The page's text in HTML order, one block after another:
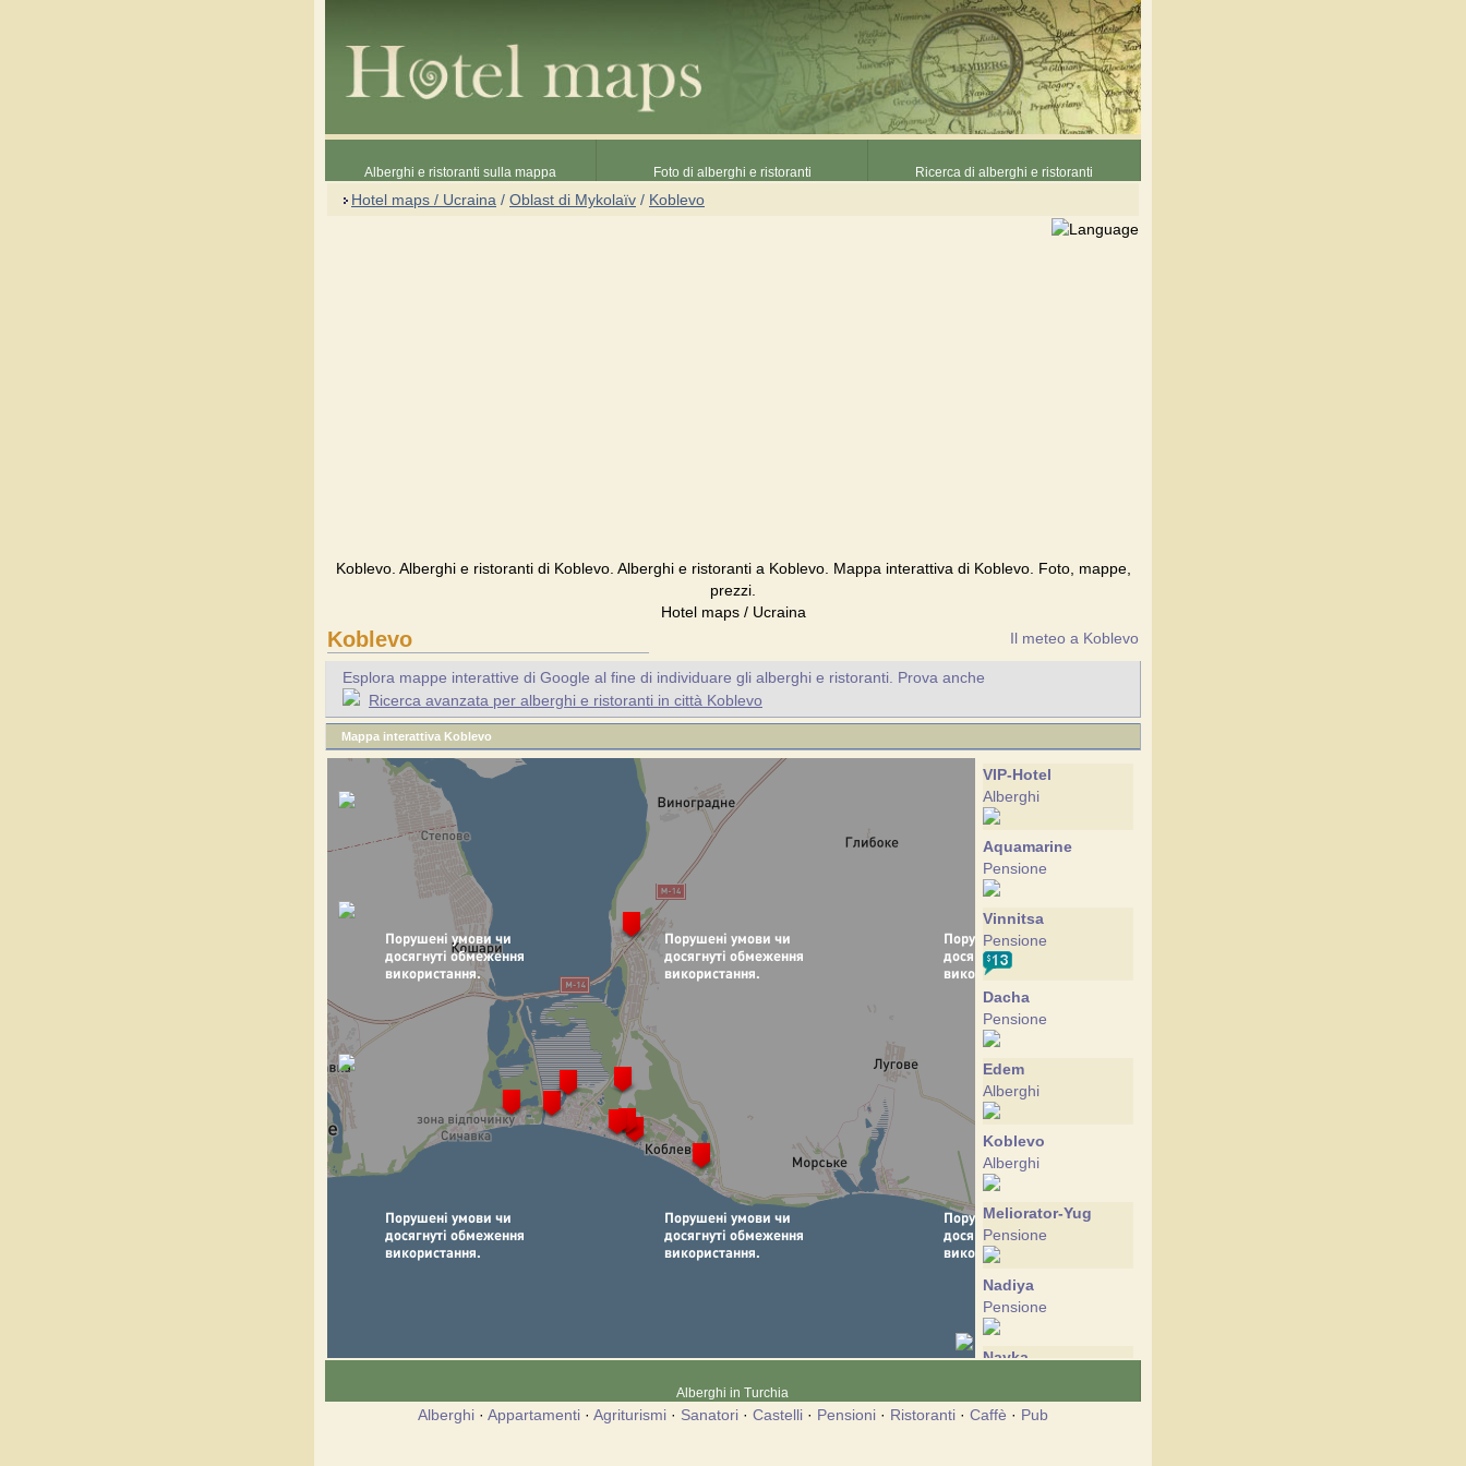
Alberghi e ristoranti sulla mappa Foto di alberghi e ristoranti Ricerca di alberghi e ristoranti
Hotel maps / Ucraina / Oblast di Mykolaïv / Koblevo
Koblevo. Alberghi e ristoranti di Koblevo. Alberghi e ristoranti a Koblevo. Mappa interattiva di Koblevo. Foto, mappe,
prezzi.
Hotel maps / Ucraina
Koblevo Il meteo a Koblevo
Esplora mappe interattive di Google al fine di individuare gli alberghi e ristoranti. Prova anche
Ricerca avanzata per alberghi e ristoranti in città Koblevo
Mappa interattiva Koblevo
VIP-Hotel
Alberghi
Aquamarine
Pensione
Vinnitsa
Pensione
Dacha
Pensione
Edem
Alberghi
Koblevo
Alberghi
Meliorator-Yug
Pensione
Nadiya
Pensione
Nayka
Alberghi in Turchia
Alberghi · Appartamenti · Agriturismi · Sanatori · Castelli · Pensioni · Ristoranti · Caffè · Pub